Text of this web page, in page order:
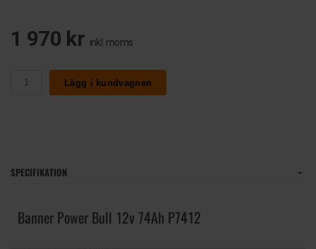
1 970 kr inkl. moms
Lägg i kundvagnen
SPECIFIKATION
Banner Power Bull 12v 74Ah P7412